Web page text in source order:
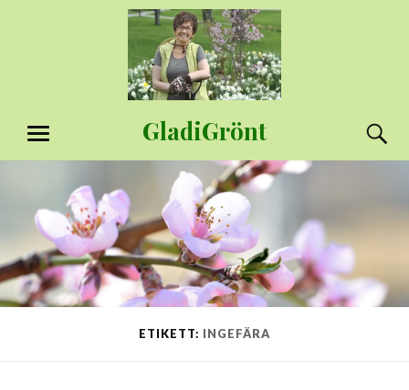
GladiGrönt
MENY
ETIKETT: INGEFÄRA